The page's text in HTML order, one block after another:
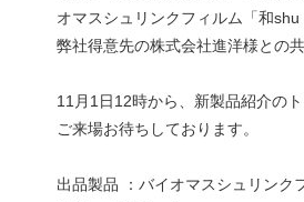
オマスシュリンクフィルム「和
弊社得意先の株式会社進洋様との
11月1日12時から、新製品紹介の
ご来場お待ちしております。
出品製品 ：バイオマスシュリンク